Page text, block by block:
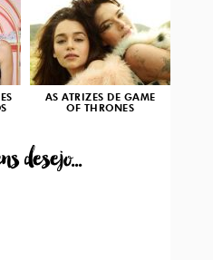
AS ATRIZES DE GAME
OF THRONES
desejo...